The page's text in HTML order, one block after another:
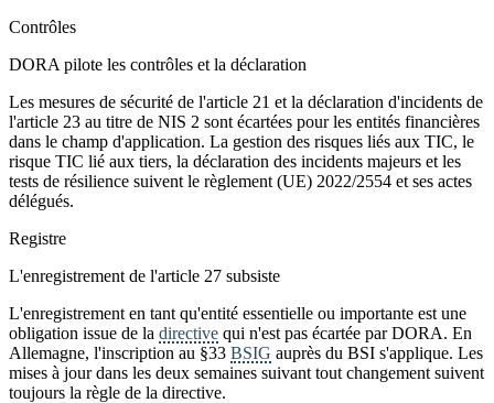
Contrôles
DORA pilote les contrôles et la déclaration
Les mesures de sécurité de l'article 21 et la déclaration d'incidents de
l'article 23 au titre de NIS 2 sont écartées pour les entités financières
dans le champ d'application. La gestion des risques liés aux TIC, le
risque TIC lié aux tiers, la déclaration des incidents majeurs et les
tests de résilience suivent le règlement (UE) 2022/2554 et ses actes
délégués.
Registre
L'enregistrement de l'article 27 subsiste
L'enregistrement en tant qu'entité essentielle ou importante est une
obligation issue de la directive qui n'est pas écartée par DORA. En
Allemagne, l'inscription au §33 BSIG auprès du BSI s'applique. Les
mises à jour dans les deux semaines suivant tout changement suivent
toujours la règle de la directive.